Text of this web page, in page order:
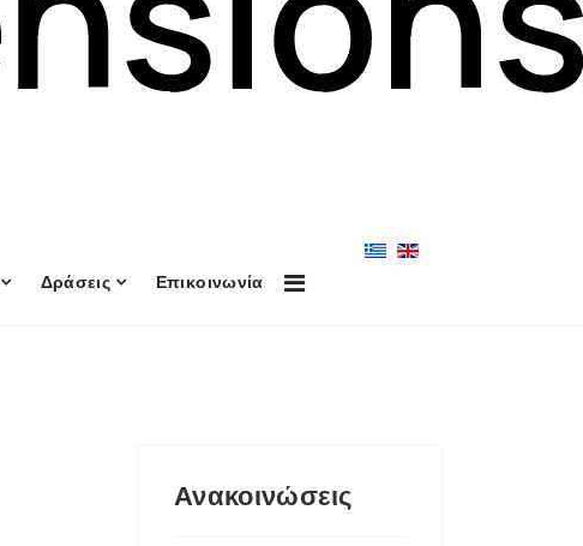
Δράσεις Επικοινωνία
Ανακοινώσεις